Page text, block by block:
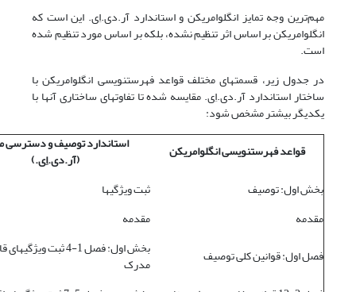
مهم‌ترین وجه تمایز انگلوامریکن و استاندارد آر.دی.اِی. این است که
انگلوامریکن بر اساس اثر تنظیم نشده، بلکه بر اساس مورد تنظیم شده
است.
در جدول زیر، قسمتهای مختلف قواعد فهرست­نویسی انگلوامریکن با
ساختار استاندارد آر.دی.اِی. مقایسه شده تا تفاوتهای ساختاری آنها با
یکدیگر بیشتر مشخص شود:
قواعد فهرستنویسی انگلوامریکن­ استاندارد توصیف و دسترسی
(آر.دی.اِی.)
بخش اول: توصیف
ثبت ویژگیها
مقدمه
مقدمه
فصل اول: قوانین کلی توصیف
بخش اول: فصل 1-4 ثبت
مدرک